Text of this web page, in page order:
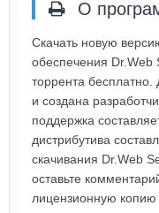
О
Скачать новую
обеспечения
торрента
и создана
поддержка
дистрибутива
скачивания Dr.Web
оставьте
лицензионную